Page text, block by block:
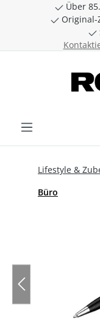
Zum Hauptinhalt
Über
Lifestyle &
Büro